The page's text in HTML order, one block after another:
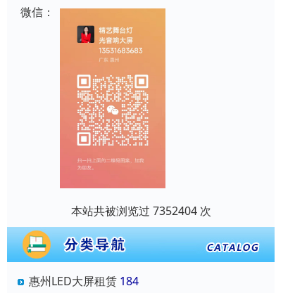
微信：
本站共被浏览过 7352404 次
惠州LED大屏租赁 184